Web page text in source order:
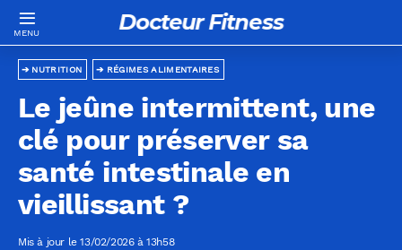
Docteur Fitness
RÉGIMES ALIMENTAIRES
NUTRITION
Le jeûne intermittent, une
clé pour préserver sa
santé intestinale en
vieillissant ?
Mis à jour le 13/02/2026 à 13h58